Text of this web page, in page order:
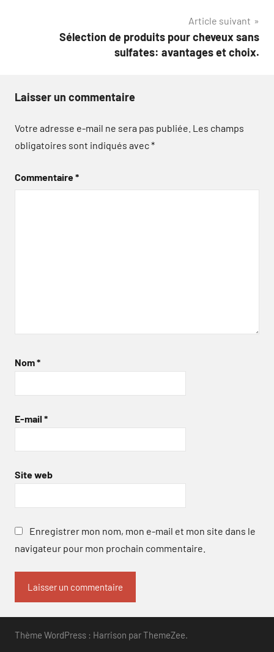
Article suivant
Sélection de produits pour cheveux sans
sulfates: avantages et choix.
Laisser un commentaire
Votre adresse e-mail ne sera pas publiée. Les champs
obligatoires sont indiqués avec*
Commentaire*
Nom*
E-mail *
Site web
Enregistrer mon nom, mon e-mail et mon site dans le
navigateur pour mon prochain commentaire.
Thème WordPress : Harrison par ThemeZee.